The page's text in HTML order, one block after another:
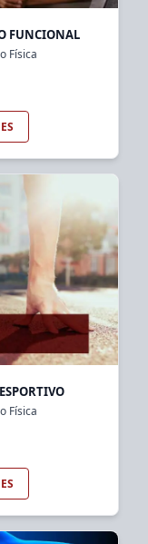
FUNCIONAL
Física
Física